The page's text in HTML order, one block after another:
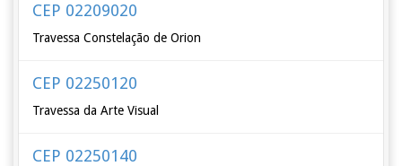
CEP 02209020
Travessa Constelação de Orion
CEP 02250120
Travessa da Arte Visual
CEP 02250140